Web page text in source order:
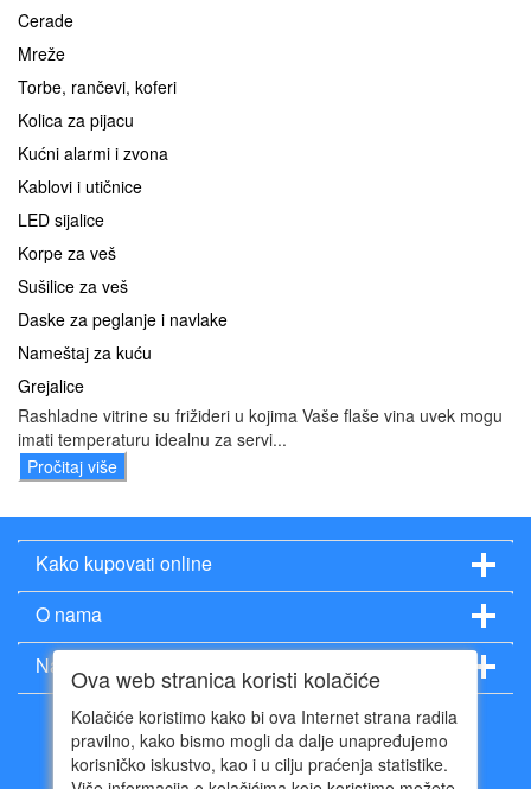
Cerade
Mreže
Torbe, rančevi, koferi
Kolica za pijacu
Kućni alarmi i zvona
Kablovi i utičnice
LED sijalice
Korpe za veš
Sušilice za veš
Daske za peglanje i navlake
Nameštaj za kuću
Grejalice
Rashladne vitrine su frižideri u kojima Vaše flaše vina uvek mogu
imati temperaturu idealnu za servi...
Pročitaj više
Kako kupovati online
O nama
Način plaćanja
Ova web stranica koristi kolačiće
Kolačiće koristimo kako bi ova Internet strana radila
pravilno, kako bismo mogli da dalje unapređujemo
korisničko iskustvo, kao i u cilju praćenja statistike.